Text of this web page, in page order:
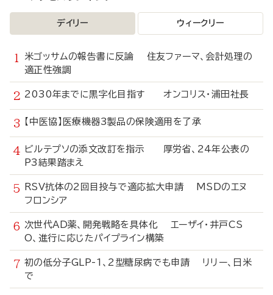
デイリー ウィークリー
米ゴッサムの報告書に反論 住友ファーマ、会計処理の
適正性強調
2030年までに黒字化目指す オンコリス・浦田社長
【中医協】医療機器3製品の保険適用を了承
ビルテプソの添文改訂を指示 厚労省、24年公表の
P3結果踏まえ
RSV抗体の2回目投与で適応拡大申請 MSDのエヌ
フロンシア
次世代AD薬、開発戦略を具体化 エーザイ・井戸CS
O、進行に応じたパイプライン構築
初の低分子GLP-1、2型糖尿病でも申請 リリー、日米
で